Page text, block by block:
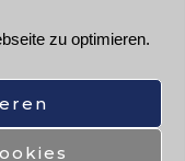
zu optimieren.
und
geschützt